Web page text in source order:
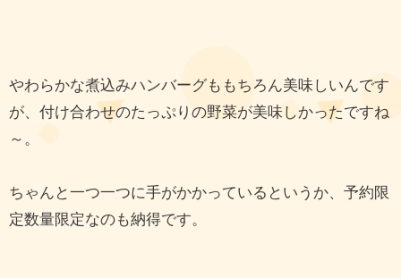
やわらかな煮込みハンバーグももちろん美味しいんです
が、付け合わせのたっぷりの野菜が美味しかったですね
～。
ちゃんと一つ一つに手がかかっているというか、予約限
定数量限定なのも納得です。